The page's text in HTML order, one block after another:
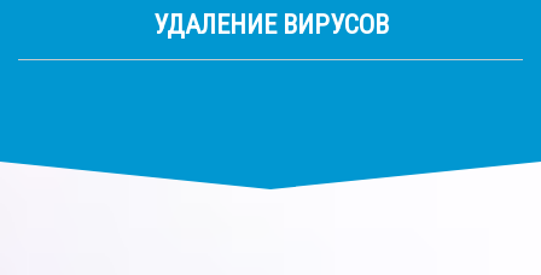
УДАЛЕНИЕ ВИРУСОВ